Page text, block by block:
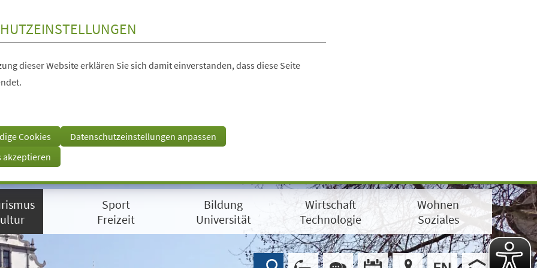
dieser Website erklären Sie sich damit einverstanden, dass diese Seite
Cookies
Datenschutzeinstellungen anpassen
akzeptieren
Sport
Freizeit
Bildung
Universität
Wirtschaft
Technologie
Wohnen
Soziales